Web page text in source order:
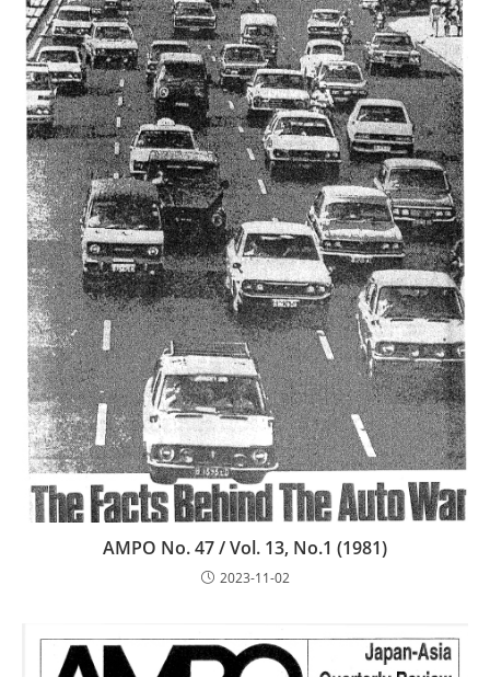
AMPO No. 47 / Vol. 13, No.1 (1981)
2023-11-02